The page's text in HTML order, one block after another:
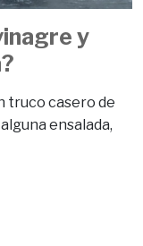
y
truco casero de
ensalada,